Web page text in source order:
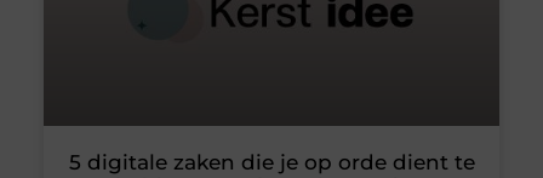
5 digitale zaken die je op orde dient te